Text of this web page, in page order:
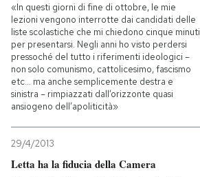
«In questi giorni di fine di ottobre, le mie
lezioni vengono interrotte dai candidati delle
liste scolastiche che mi chiedono cinque minuti
per presentarsi. Negli anni ho visto perdersi
pressoché del tutto i riferimenti ideologici –
non solo comunismo, cattolicesimo, fascismo
etc… ma anche semplicemente destra e
sinistra – rimpiazzati dall’orizzonte quasi
ansiogeno dell’apoliticità»
29/4/2013
Letta ha la fiducia della Camera